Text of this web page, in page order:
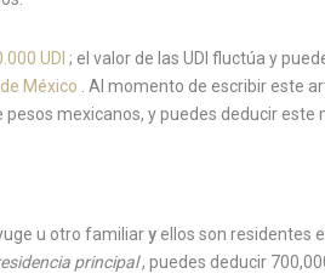
UDI ; el valor de las UDI fluctúa y
México
. Al momento de escribir este
mexicanos, y puedes deducir este
u otro familiary ellos son residentes
principal, puedes deducir